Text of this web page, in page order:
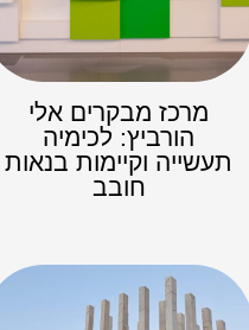
מרכז מבקרים אלי
הורביץ: לכימיה
תעשייה וקיימות בנאות
חובב